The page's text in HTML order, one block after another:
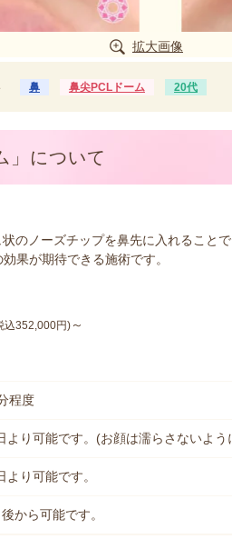
拡大画像
鼻 鼻尖PCLドーム 20代
」について
のノーズチップを鼻先に入れること
果が期待できる施術です。
込352,000円) ～
程度
より可能です。(お顔は濡らさないよう
より可能です。
から可能です。